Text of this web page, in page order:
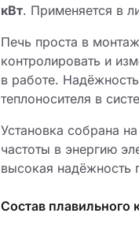
кВт. Применяется в
Печь проста в
контролировать и
в работе.
теплоносителя в
Установка собрана
частоты в энергию
высокая надёжность
Состав плавильного